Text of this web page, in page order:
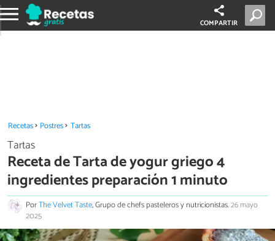
COMPARTIR
Recetas Postres Tartas
Tartas
Receta de Tarta de yogur griego 4
ingredientes preparación 1 minuto
PorThe Velvet Taste, Grupo de chefs pasteleros y nutricionistas.26 mayo
2025